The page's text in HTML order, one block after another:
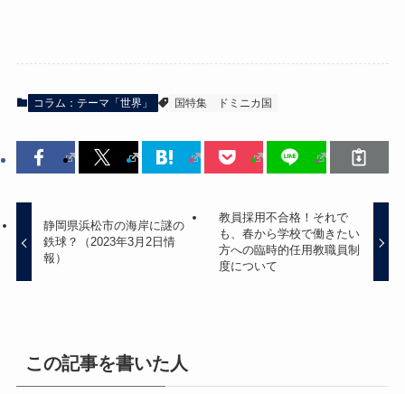
コラム：テーマ「世界」 国特集 ドミニカ国
静岡県浜松市の海岸に謎の
鉄球？（2023年3月2日情
報）
教員採用不合格！それで
も、春から学校で働きたい
方への臨時的任用教職員制
度について
この記事を書いた人